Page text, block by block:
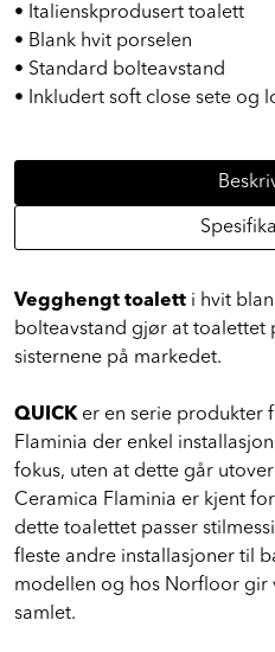
• Italienskprodusert toalett
• Blank hvit porselen
• Standard bolteavstand
• Inkludert soft close sete og
Vegghengt toalett i hvit
bolteavstand gjør at toalettet
sisternene på markedet.
QUICK er en serie produkter
Flaminia der enkel
fokus, uten at dette går
Ceramica Flaminia er kjent
dette toalettet passer
fleste andre installasjoner til
modellen og hos Norfloor gir
samlet.